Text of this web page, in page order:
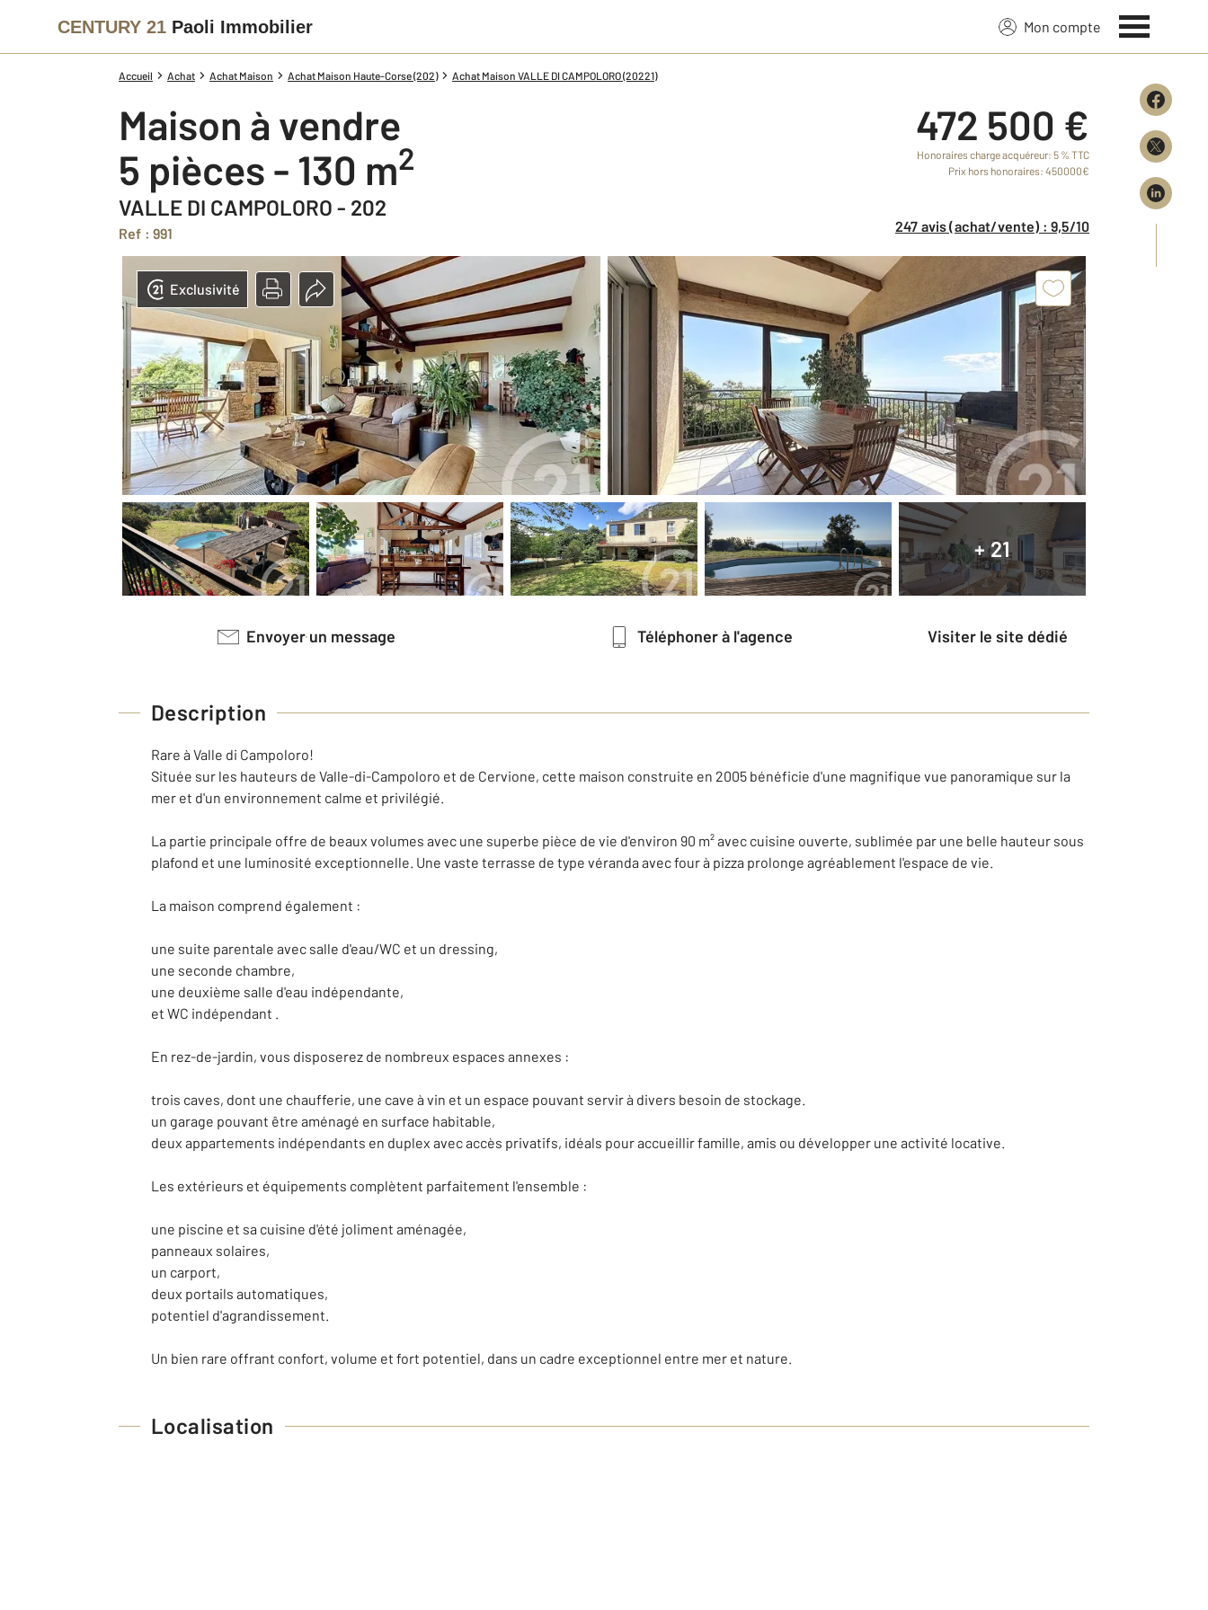
CENTURY 21 Paoli Immobilier Mon compte
Accueil Achat Achat Maison Achat Maison Haute-Corse (202) Achat Maison VALLE DI CAMPOLORO (20221)
Maison à vendre
5 pièces - 130 m2
VALLE DI CAMPOLORO - 202
Ref : 991
472 500 €
Honoraires charge acquéreur: 5 % TTC
Prix hors honoraires: 450000€
247 avis (achat/vente) : 9,5/10
+ 21
Exclusivité
Envoyer un message Téléphoner à l'agence Visiter le site dédié
Description
Rare à Valle di Campoloro!
Située sur les hauteurs de Valle-di-Campoloro et de Cervione, cette maison construite en 2005 bénéficie d'une magnifique vue panoramique sur la
mer et d'un environnement calme et privilégié.
La partie principale offre de beaux volumes avec une superbe pièce de vie d'environ 90 m² avec cuisine ouverte, sublimée par une belle hauteur sous
plafond et une luminosité exceptionnelle. Une vaste terrasse de type véranda avec four à pizza prolonge agréablement l'espace de vie.
La maison comprend également :
une suite parentale avec salle d'eau/WC et un dressing,
une seconde chambre,
une deuxième salle d'eau indépendante,
et WC indépendant .
En rez-de-jardin, vous disposerez de nombreux espaces annexes :
trois caves, dont une chaufferie, une cave à vin et un espace pouvant servir à divers besoin de stockage.
un garage pouvant être aménagé en surface habitable,
deux appartements indépendants en duplex avec accès privatifs, idéals pour accueillir famille, amis ou développer une activité locative.
Les extérieurs et équipements complètent parfaitement l'ensemble :
une piscine et sa cuisine d'été joliment aménagée,
panneaux solaires,
un carport,
deux portails automatiques,
potentiel d'agrandissement.
Un bien rare offrant confort, volume et fort potentiel, dans un cadre exceptionnel entre mer et nature.
Localisation